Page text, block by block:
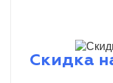
Скидка